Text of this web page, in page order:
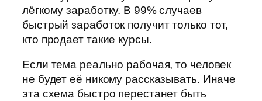
лёгкому заработку. В 99% случаев
быстрый заработок получит только тот,
кто продает такие курсы.
Если тема реально рабочая, то человек
не будет её никому рассказывать. Иначе
эта схема быстро перестанет быть